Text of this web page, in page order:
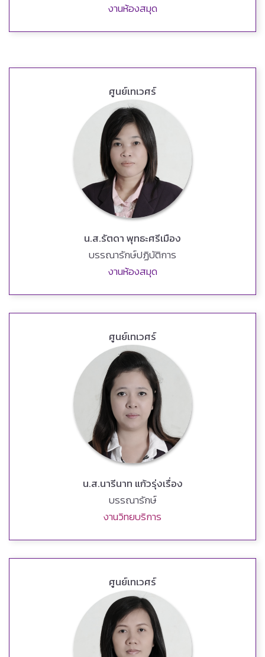
งานห้องสมุด
ศูนย์เทเวศร์
น.ส.รัตดา พุทธะศรีเมือง
บรรณารักษ์ปฏิบัติการ
งานห้องสมุด
ศูนย์เทเวศร์
น.ส.นารีนาท แก้วรุ่งเรื่อง
บรรณารักษ์
งานวิทยบริการ
ศูนย์เทเวศร์